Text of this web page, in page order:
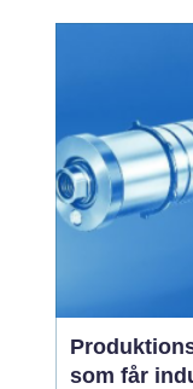
renoveringar
energisnåla
Rätt ...
som får